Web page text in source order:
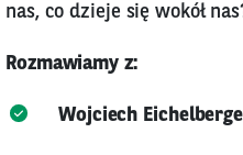
nas, co dzieje się wokół
Rozmawiamy z:
Wojciech